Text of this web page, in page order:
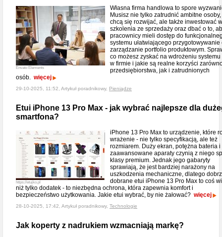
Envato Elements
Własna firma handlowa to spore
Musisz nie tylko zatrudnić ambitne
chcą się rozwijać, ale także inwestować w
szkolenia ze sprzedaży oraz dbać o to,
pracownicy mieli dostęp do
systemu ułatwiającego przygotowywanie
zarządzanie portfolio produktowym.
co możesz zyskać na wdrożeniu systemu
w firmie i jakie są realne korzyści
przedsiębiorstwa, jak i zatrudnionych
osób. więcej
29-10-2025, 11:52, Artykuł poradnikowy, Pieniądze
Etui iPhone 13 Pro Max - jak wybrać najlepsze dla
smartfona?
https://etujko.pl
iPhone 13 Pro Max to urządzenie, które
wrażenie - nie tylko specyfikacją, ale też
rozmiarem. Duży ekran, potężna bateria i
zaawansowane aparaty czynią z niego
klasy premium. Jednak jego gabaryty
sprawiają, że jest bardziej narażony na
uszkodzenia mechaniczne, dlatego
dobrane etui iPhone 13 Pro Max to coś
niż tylko dodatek - to niezbędna ochrona, która zapewnia komfort i
bezpieczeństwo użytkowania. Jakie etui wybrać, by nie żałować? więcej
28-10-2025, 17:42, Artykuł poradnikowy, Technologie
Jak koperty z nadrukiem wzmacniają markę?